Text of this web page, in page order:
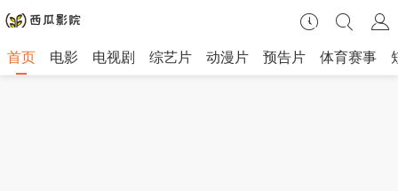
首页 电影 电视剧 综艺片 动漫片 预告片 体育赛事